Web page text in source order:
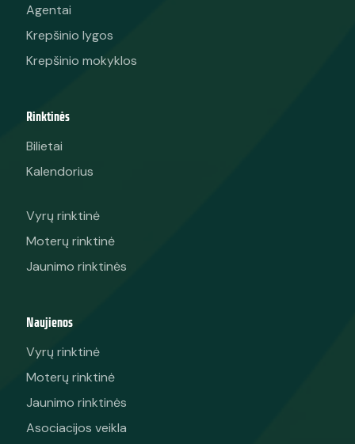
Agentai
Krepšinio lygos
Krepšinio mokyklos
Rinktinės
Bilietai
Kalendorius
Vyrų rinktinė
Moterų rinktinė
Jaunimo rinktinės
Naujienos
Vyrų rinktinė
Moterų rinktinė
Jaunimo rinktinės
Asociacijos veikla